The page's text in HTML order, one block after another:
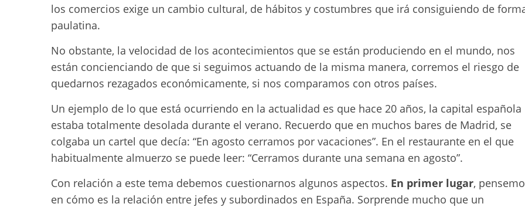
los comercios exige un cambio cultural, de hábitos y costumbres que irá consiguiendo de
paulatina.
No obstante, la velocidad de los acontecimientos que se están produciendo en el mundo, nos
están concienciando de que si seguimos actuando de la misma manera, corremos el riesgo de
quedarnos rezagados económicamente, si nos comparamos con otros países.
Un ejemplo de lo que está ocurriendo en la actualidad es que hace 20 años, la capital española
estaba totalmente desolada durante el verano. Recuerdo que en muchos bares de Madrid, se
colgaba un cartel que decía: “En agosto cerramos por vacaciones”. En el restaurante en el que
habitualmente almuerzo se puede leer: “Cerramos durante una semana en agosto”.
Con relación a este tema debemos cuestionarnos algunos aspectos. En primer lugar,
en cómo es la relación entre jefes y subordinados en España. Sorprende mucho que un